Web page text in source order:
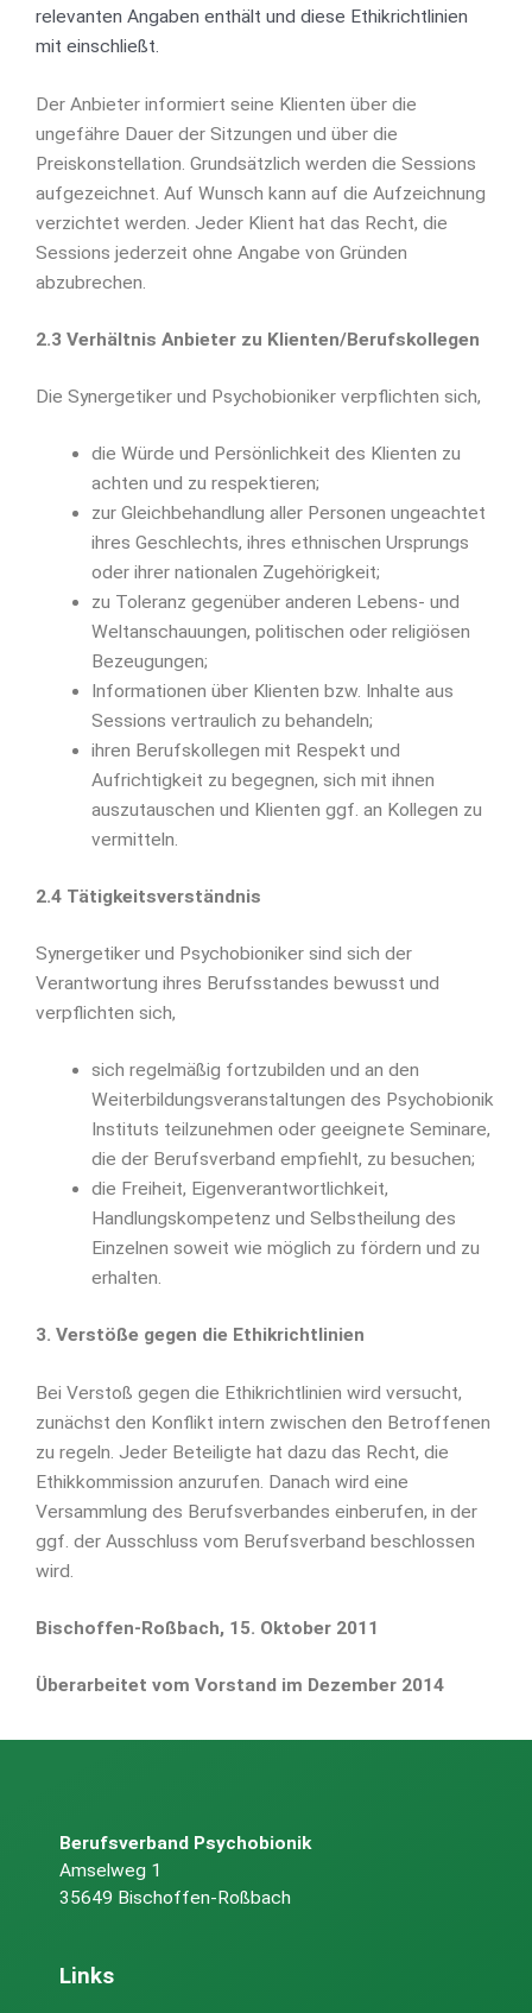
relevanten Angaben enthält und diese Ethikrichtlinien
mit einschließt.
Der Anbieter informiert seine Klienten über die
ungefähre Dauer der Sitzungen und über die
Preiskonstellation. Grundsätzlich werden die Sessions
aufgezeichnet. Auf Wunsch kann auf die Aufzeichnung
verzichtet werden. Jeder Klient hat das Recht, die
Sessions jederzeit ohne Angabe von Gründen
abzubrechen.
2.3 Verhältnis Anbieter zu Klienten/Berufskollegen
Die Synergetiker und Psychobioniker verpflichten sich,
die Würde und Persönlichkeit des Klienten zu
achten und zu respektieren;
zur Gleichbehandlung aller Personen ungeachtet
ihres Geschlechts, ihres ethnischen Ursprungs
oder ihrer nationalen Zugehörigkeit;
zu Toleranz gegenüber anderen Lebens- und
Weltanschauungen, politischen oder religiösen
Bezeugungen;
Informationen über Klienten bzw. Inhalte aus
Sessions vertraulich zu behandeln;
ihren Berufskollegen mit Respekt und
Aufrichtigkeit zu begegnen, sich mit ihnen
auszutauschen und Klienten ggf. an Kollegen zu
vermitteln.
2.4 Tätigkeitsverständnis
Synergetiker und Psychobioniker sind sich der
Verantwortung ihres Berufsstandes bewusst und
verpflichten sich,
sich regelmäßig fortzubilden und an den
Weiterbildungsveranstaltungen des Psychobionik
Instituts teilzunehmen oder geeignete Seminare,
die der Berufsverband empfiehlt, zu besuchen;
die Freiheit, Eigenverantwortlichkeit,
Handlungskompetenz und Selbstheilung des
Einzelnen soweit wie möglich zu fördern und zu
erhalten.
3. Verstöße gegen die Ethikrichtlinien
Bei Verstoß gegen die Ethikrichtlinien wird versucht,
zunächst den Konflikt intern zwischen den Betroffenen
zu regeln. Jeder Beteiligte hat dazu das Recht, die
Ethikkommission anzurufen. Danach wird eine
Versammlung des Berufsverbandes einberufen, in der
ggf. der Ausschluss vom Berufsverband beschlossen
wird.
Bischoffen-Roßbach, 15. Oktober 2011
Überarbeitet vom Vorstand im Dezember 2014
Berufsverband Psychobionik
Amselweg 1
35649 Bischoffen-Roßbach
Links